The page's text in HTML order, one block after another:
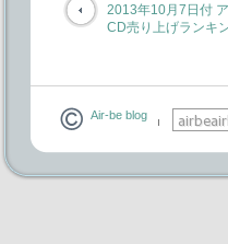
2013年10月7日付
CD売り上げランキ
Air-be blog